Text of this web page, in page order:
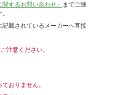
するお問い合わせ」 までご連
載されているメーカーへ直接
注意ください。
おりません。